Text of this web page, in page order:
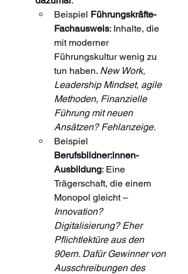
Beispiel Führungskräfte-
Fachausweis: Inhalte, die
mit moderner
Führungskultur wenig zu
tun haben. New Work,
Leadership Mindset, agile
Methoden, Finanzielle
Führung mit neuen
Ansätzen? Fehlanzeige.
Beispiel
Berufsbildner:innen-
Ausbildung: Eine
Trägerschaft, die einem
Monopol gleicht –
Innovation?
Digitalisierung? Eher
Pflichtlektüre aus den
90ern. Dafür Gewinner von
Ausschreibungen des